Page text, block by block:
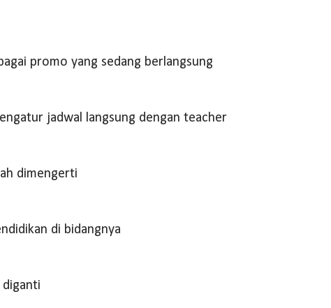
promo yang sedang berlangsung
jadwal langsung dengan teacher
dimengerti
di bidangnya